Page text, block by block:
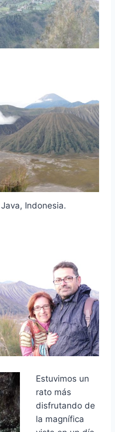
Indonesia.
Estuvimos un
rato más
disfrutando de
la magnífica